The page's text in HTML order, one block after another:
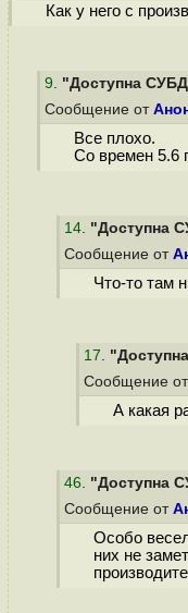
Как у него с
9. "Доступна
Сообщение от
Все плохо.
Со времен 5.6
14. "Доступна
Сообщение от
Что-то там
17.
Сообщение от
А какая
46. "Доступна
Сообщение от
Особо
них не